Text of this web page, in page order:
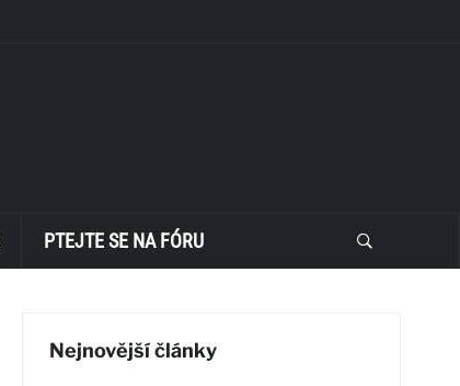
PTEJTE SE NA FÓRU
Nejnovější články